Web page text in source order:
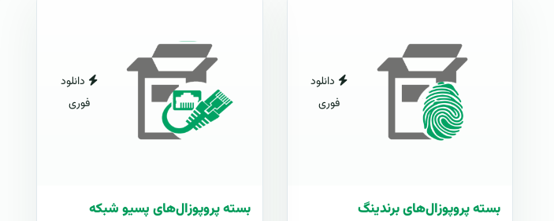
دانلود
فوری
بسته پروپوزال‌های برندینگ
دانلود
فوری
بسته پروپوزال‌های پسیو شبکه